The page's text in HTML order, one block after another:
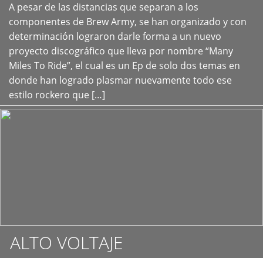
A pesar de las distancias que separan a los
componentes de Brew Army, se han organizado y con
determinación lograron darle forma a un nuevo
proyecto discográfico que lleva por nombre “Many
Miles To Ride”, el cual es un Ep de solo dos temas en
donde han logrado plasmar nuevamente todo ese
estilo rockero que […]
+
ALTO VOLTAJE